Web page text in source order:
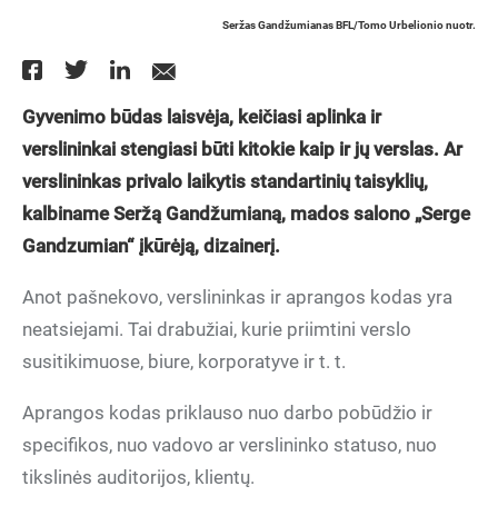
Seržas Gandžumianas BFL/Tomo Urbelionio nuotr.
Gyvenimo būdas laisvėja, keičiasi aplinka ir
verslininkai stengiasi būti kitokie kaip ir jų verslas. Ar
verslininkas privalo laikytis standartinių taisyklių,
kalbiname Seržą Gandžumianą, mados salono „Serge
Gandzumian“ įkūrėją, dizainerį.
Anot pašnekovo, verslininkas ir aprangos kodas yra
neatsiejami. Tai drabužiai, kurie priimtini verslo
susitikimuose, biure, korporatyve ir t. t.
Aprangos kodas priklauso nuo darbo pobūdžio ir
specifikos, nuo vadovo ar verslininko statuso, nuo
tikslinės auditorijos, klientų.